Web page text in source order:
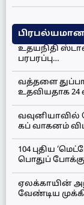
உதயநிதி
பரபரப்பு…
வத்தளை
உதவியதாக
வவுனியாவில்
கப் வாகனம்
104 புதிய
பொதுப்
ஏலக்காயின்
வேண்டிய